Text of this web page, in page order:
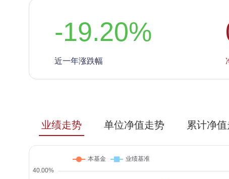
-19.20%
近一年涨跌幅
业绩走势 单位净值走势
累计净